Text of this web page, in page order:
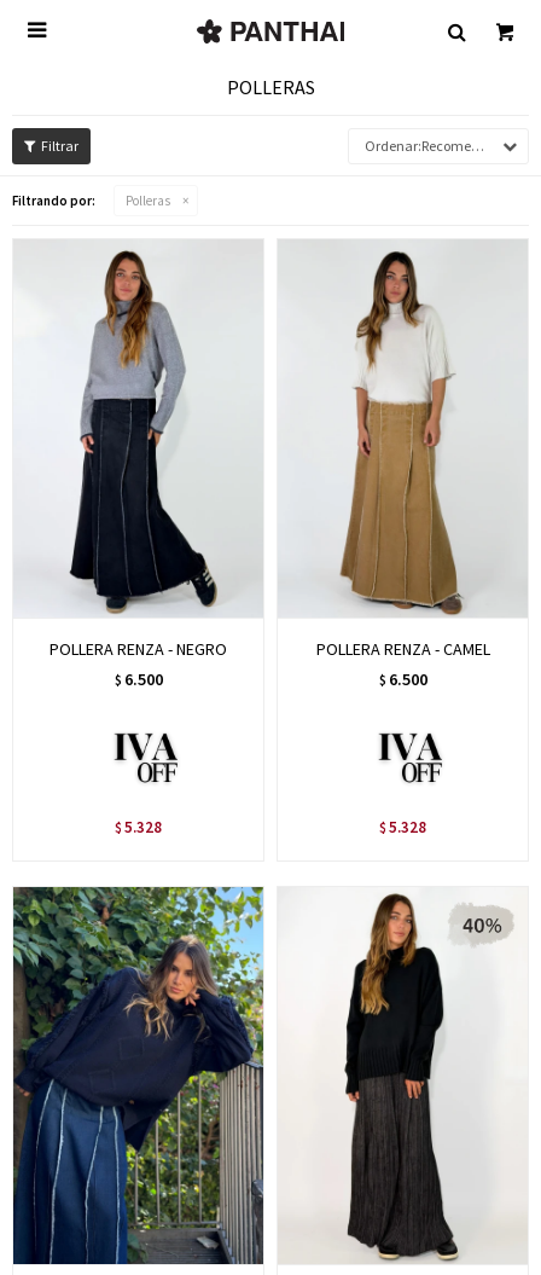

POLLERAS
Recomendados
Filtrando por: Polleras
POLLERA RENZA - NEGRO
$ 6.500
$ 5.328
POLLERA RENZA - CAMEL
$ 6.500
$ 5.328